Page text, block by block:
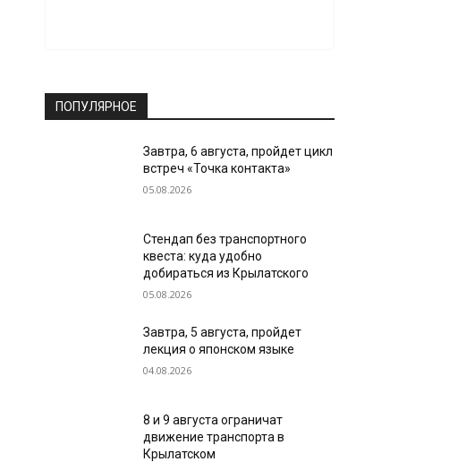
ПОПУЛЯРНОЕ
Завтра, 6 августа, пройдет цикл
встреч «Точка контакта»
05.08.2026
Стендап без транспортного
квеста: куда удобно
добираться из Крылатского
05.08.2026
Завтра, 5 августа, пройдет
лекция о японском языке
04.08.2026
8 и 9 августа ограничат
движение транспорта в
Крылатском